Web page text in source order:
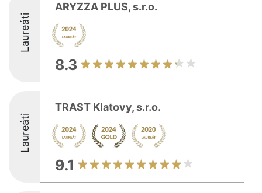
Laureáti
ARYZZA PLUS, s.r.o.
8.3
Laureáti
TRAST Klatovy, s.r.o.
9.1